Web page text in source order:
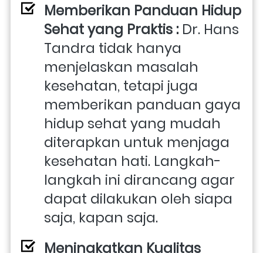
Memberikan Panduan Hidup
Sehat yang Praktis : Dr. Hans
Tandra tidak hanya
menjelaskan masalah
kesehatan, tetapi juga
memberikan panduan gaya
hidup sehat yang mudah
diterapkan untuk menjaga
kesehatan hati. Langkah-
langkah ini dirancang agar
dapat dilakukan oleh siapa
saja, kapan saja.
Meningkatkan Kualitas